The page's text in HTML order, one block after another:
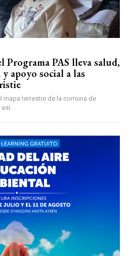
PAS lleva salud,
apoyo social a las
mapa terrestre de la comuna de